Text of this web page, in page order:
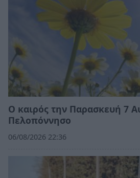
Ο καιρός την Παρασκευή 7
Πελοπόννησο
06/08/2026 22:36